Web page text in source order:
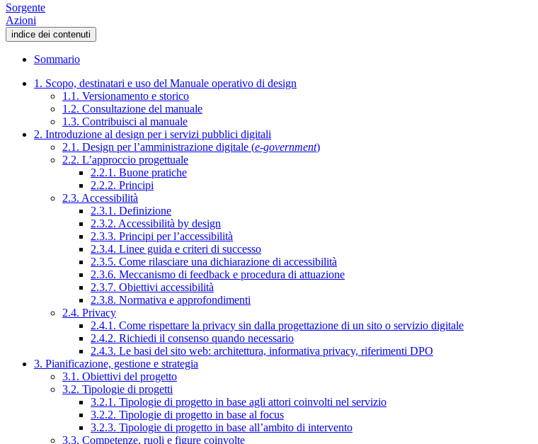
Sorgente
Azioni
indice dei contenuti
Sommario
1. Scopo, destinatari e uso del Manuale operativo di design
1.1. Versionamento e storico
1.2. Consultazione del manuale
1.3. Contribuisci al manuale
2. Introduzione al design per i servizi pubblici digitali
2.1. Design per l’amministrazione digitale (e-government)
2.2. L’approccio progettuale
2.2.1. Buone pratiche
2.2.2. Principi
2.3. Accessibilità
2.3.1. Definizione
2.3.2. Accessibilità by design
2.3.3. Principi per l’accessibilità
2.3.4. Linee guida e criteri di successo
2.3.5. Come rilasciare una dichiarazione di accessibilità
2.3.6. Meccanismo di feedback e procedura di attuazione
2.3.7. Obiettivi accessibilità
2.3.8. Normativa e approfondimenti
2.4. Privacy
2.4.1. Come rispettare la privacy sin dalla progettazione di un sito o servizio digitale
2.4.2. Richiedi il consenso quando necessario
2.4.3. Le basi del sito web: architettura, informativa privacy, riferimenti DPO
3. Pianificazione, gestione e strategia
3.1. Obiettivi del progetto
3.2. Tipologie di progetti
3.2.1. Tipologie di progetto in base agli attori coinvolti nel servizio
3.2.2. Tipologie di progetto in base al focus
3.2.3. Tipologie di progetto in base all’ambito di intervento
3.3. Competenze, ruoli e figure coinvolte